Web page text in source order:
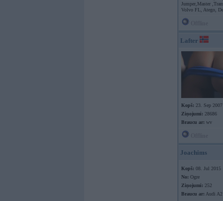
Jumper,Master
Volvo FL, Atego,
Lafter
Kopš: 23. Sep 2007
Ziņojumi: 28686
Braucu ar: wv
Joachims
Kopš: 08. Jul 2015
No: Ogre
Ziņojumi: 252
Braucu ar: Audi A2